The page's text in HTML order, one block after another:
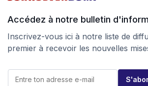
Accédez à notre bulletin
Inscrivez-vous ici à notre liste de
premier à recevoir les nouvelles
E